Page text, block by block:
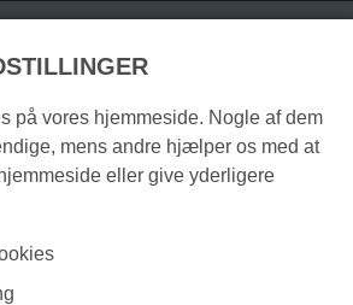
på vores hjemmeside. Nogle af dem
mens andre hjælper os med at
eller give yderligere